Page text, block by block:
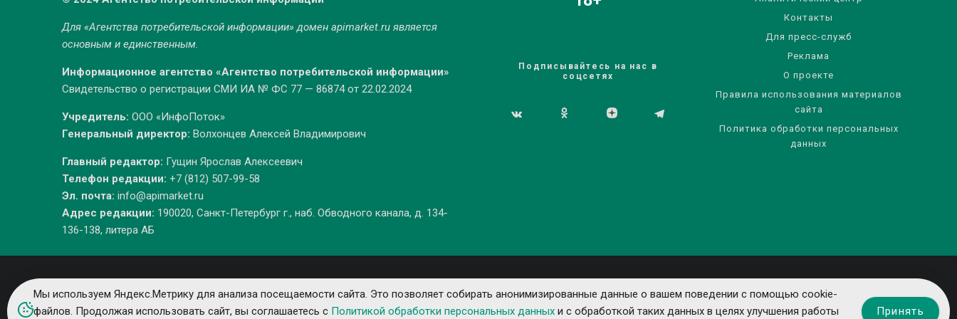
Для «Агентства потребительской информации» домен apimarket.ruявляется
основным и единственным.
Информационное агентство «Агентство потребительской информации»
Свидетельство о регистрации СМИ ИА № ФС 77 — 86874 от 22.02.2024
Учредитель: ООО «ИнфоПоток»
Генеральный директор: Волхонцев Алексей Владимирович
Главный редактор: Гущин Ярослав Алексеевич
Телефон редакции: +7 (812) 507-99-58
Эл. почта: info@apimarket.ru
Адрес редакции: 190020, Санкт-Петербург г., наб. Обводного канала, д. 134-
136-138, литера АБ
Подписывайтесь на нас в
соцсетях
Контакты
Для пресс-служб
Реклама
О проекте
Правила использования материалов
сайта
Политика обработки персональных
данных
Мы используем Яндекс.Метрику для анализа посещаемости сайта. Это позволяет собирать анонимизированные данные о вашем поведении с помощью cookie-
файлов. Продолжая использовать сайт, вы соглашаетесь с Политикой обработки персональных данных и с обработкой таких данных в целях улучшения работы Принять